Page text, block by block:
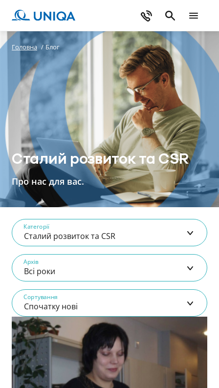
Головна / Блог
Сталий розвиток та CSR
Про нас для вас.
Категорії
Сталий розвиток та CSR
Архів
Всі роки
Сортування
Спочатку нові